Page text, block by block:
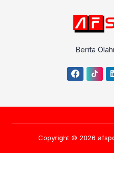
Berita
Copyright © 2026